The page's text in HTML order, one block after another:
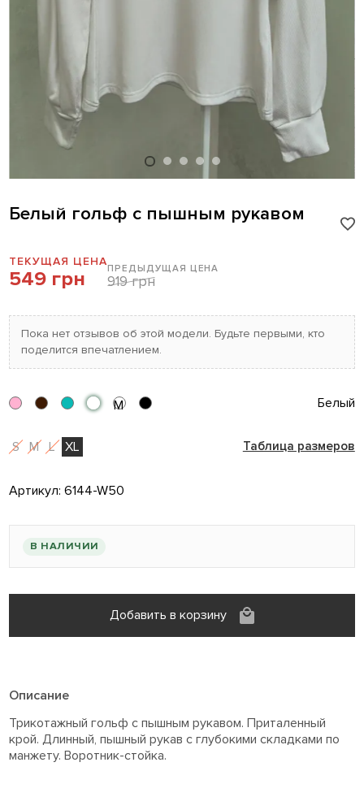
Белый гольф с пышным рукавом
ТЕКУЩАЯ ЦЕНА
549 грн ПРЕДЫДУЩАЯ ЦЕНА
919 грн
Пока нет отзывов об этой модели. Будьте первыми, кто
поделится впечатлением.
М Белый
S M L XL Таблица размеров
Артикул:6144-W50
В НАЛИЧИИ
Добавить в корзину
Описание
Трикотажный гольф с пышным рукавом. Приталенный
крой. Длинный, пышный рукав с глубокими складками по
манжету. Воротник-стойка.